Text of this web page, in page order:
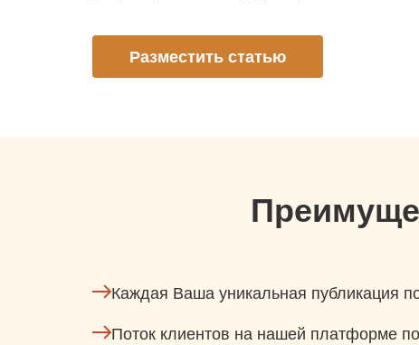
Разместить статью
Каждая Ваша уникальная публикация
Поток клиентов на нашей платформе